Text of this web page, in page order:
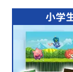
小学